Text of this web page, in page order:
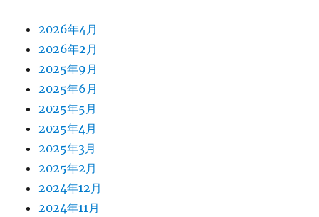
2026年4月
2026年2月
2025年9月
2025年6月
2025年5月
2025年4月
2025年3月
2025年2月
2024年12月
2024年11月